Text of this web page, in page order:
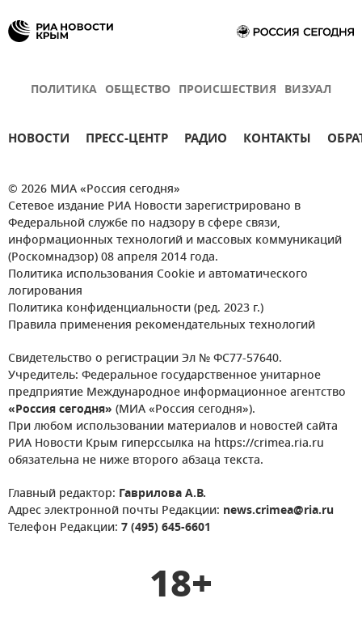
ПОЛИТИКА ОБЩЕСТВО ПРОИСШЕСТВИЯ ВИЗУАЛ
НОВОСТИ ПРЕСС-ЦЕНТР РАДИО КОНТАКТЫ
© 2026 МИА «Россия сегодня»
Сетевое издание РИА Новости зарегистрировано в
Федеральной службе по надзору в сфере связи,
информационных технологий и массовых коммуникаций
(Роскомнадзор) 08 апреля 2014 года.
Политика использования Cookie и автоматического
логирования
Политика конфиденциальности (ред. 2023 г.)
Правила применения рекомендательных технологий
Свидетельство о регистрации Эл № ФС77-57640.
Учредитель: Федеральное государственное унитарное
предприятие Международное информационное агентство
«Россия сегодня» (МИА «Россия сегодня»).
При любом использовании материалов и новостей сайта
РИА Новости Крым гиперссылка на https://crimea.ria.ru
обязательна не ниже второго абзаца текста.
Главный редактор: Гаврилова А.В.
Адрес электронной почты Редакции: news.crimea@ria.ru
Телефон Редакции: 7 (495) 645-6601
18+